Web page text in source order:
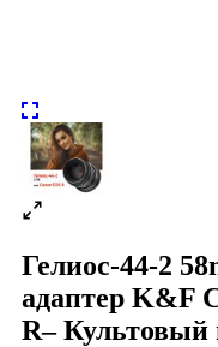
Гелиос-44-2
адаптер K&F
R– Культовый